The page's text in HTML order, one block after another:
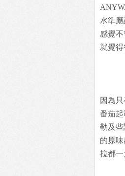
水準
感覺
就覺得
因為
番茄
勒及些
的原味
拉都